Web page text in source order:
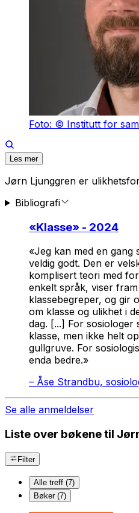
Foto: © Institutt for
Les mer
Jørn Ljunggren er
Bibliografi
«Klasse» - 2024
«Jeg kan med en gang
veldig godt. Den er
komplisert teori med
enkelt språk, viser
klassebegreper, og gir
om klasse og ulikhet i
dag. [...] For sosiologer
klasse, men ikke helt
gullgruve. For
enda bedre.»
– Åse Strandbu,
Se alle anmeldelser
Liste over bøkene til
Filter
Alle treff (7)
Bøker (7)